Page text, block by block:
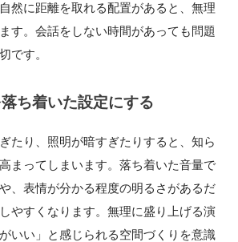
然に距離を取れる配置があると、無理
す。会話をしない時間があっても問題
です。
ち着いた設定にする
たり、照明が暗すぎたりすると、知ら
まってしまいます。落ち着いた音量で
、表情が分かる程度の明るさがあるだ
やすくなります。無理に盛り上げる演
いい」と感じられる空間づくりを意識